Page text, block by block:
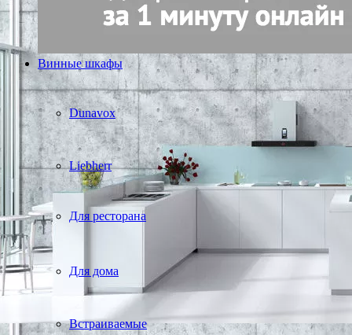
Винные шкафы
Dunavox
Liebherr
Для ресторана
Для дома
Встраиваемые